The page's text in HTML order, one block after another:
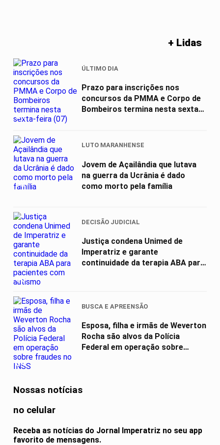
+ Lidas
01
ÚLTIMO DIA
Prazo para inscrições nos
concursos da PMMA e Corpo de
Bombeiros termina nesta sexta-
02
LUTO MARANHENSE
Jovem de Açailândia que lutava
na guerra da Ucrânia é dado
como morto pela família
03
DECISÃO JUDICIAL
Justiça condena Unimed de
Imperatriz e garante
continuidade da terapia ABA para
04
BUSCA E APREENSÃO
Esposa, filha e irmãs de Weverton
Rocha são alvos da Polícia
Federal em operação sobre
Nossas notícias
no celular
Receba as notícias do Jornal Imperatriz no seu app
favorito de mensagens.